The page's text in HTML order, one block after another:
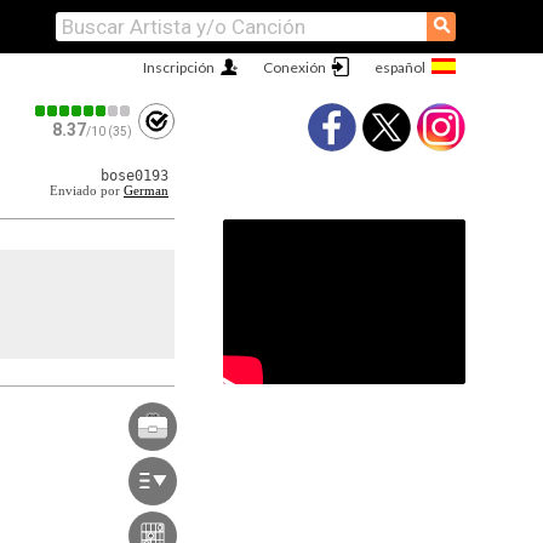
⚲
Conexión
Inscripción
8.37/10 (35)
bose0193
Enviado por German